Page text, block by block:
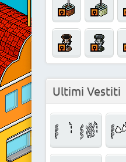
Ultimi Vestiti